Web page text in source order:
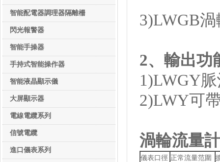
智能配電器調理器隔離柵
閃光報警器
智能手操器
手持式智能操作器
智能液晶顯示儀
大屏顯示器
電線電纜系列
電線電纜系列
信號電纜
進口儀表系列
3)LWGB
2、輸出功
1)LWGY
2)LWY可
渦輪流量計
儀表口徑 正常流量范圍